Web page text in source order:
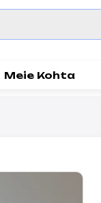
Meie Kohta